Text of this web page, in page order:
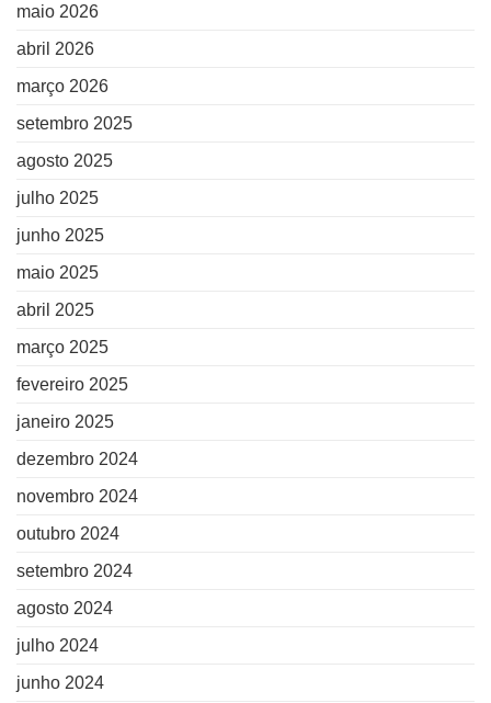
maio 2026
abril 2026
março 2026
setembro 2025
agosto 2025
julho 2025
junho 2025
maio 2025
abril 2025
março 2025
fevereiro 2025
janeiro 2025
dezembro 2024
novembro 2024
outubro 2024
setembro 2024
agosto 2024
julho 2024
junho 2024